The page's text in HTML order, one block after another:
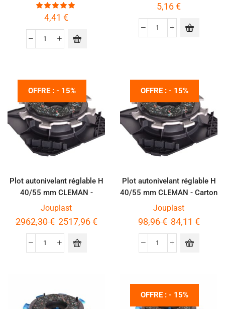
4,41 €
5,16€
OFFRE : - 15%
Plot autonivelant réglable H
40/55 mm CLEMAN -
Palette de 600 pièces
Jouplast
2962,30€ 2517,96€
OFFRE : - 15%
Plot autonivelant réglable H
40/55 mm CLEMAN - Carton
de 20 pièces
Jouplast
98,96€ 84,11 €
OFFRE : - 15%